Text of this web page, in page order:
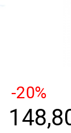
-20%